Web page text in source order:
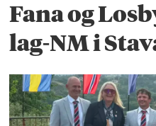
Fana og
lag-NM i